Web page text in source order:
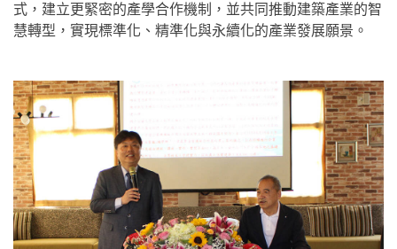
式，建立更緊密的產學合作機制，並共同推動建築產業的智
慧轉型，實現標準化、精準化與永續化的產業發展願景。